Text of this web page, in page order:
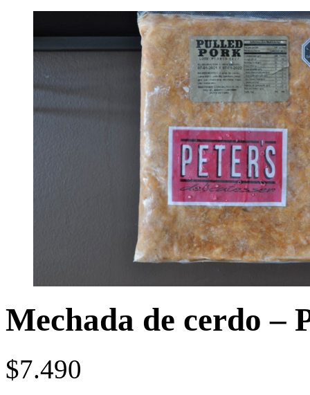
Mechada de cerdo –
$7.490